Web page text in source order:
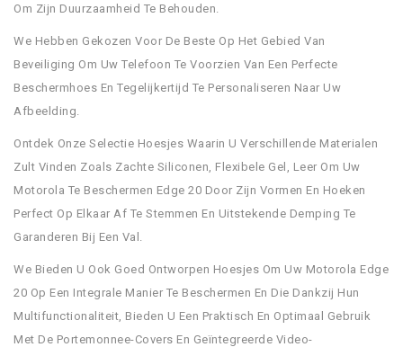
Om Zijn Duurzaamheid Te Behouden.
We Hebben Gekozen Voor De Beste Op Het Gebied Van
Beveiliging Om Uw Telefoon Te Voorzien Van Een Perfecte
Beschermhoes En Tegelijkertijd Te Personaliseren Naar Uw
Afbeelding.
Ontdek Onze Selectie Hoesjes Waarin U Verschillende Materialen
Zult Vinden Zoals Zachte Siliconen, Flexibele Gel, Leer Om Uw
Motorola Te Beschermen Edge 20 Door Zijn Vormen En Hoeken
Perfect Op Elkaar Af Te Stemmen En Uitstekende Demping Te
Garanderen Bij Een Val.
We Bieden U Ook Goed Ontworpen Hoesjes Om Uw Motorola Edge
20 Op Een Integrale Manier Te Beschermen En Die Dankzij Hun
Multifunctionaliteit, Bieden U Een Praktisch En Optimaal Gebruik
Met De Portemonnee-Covers En Geïntegreerde Video-